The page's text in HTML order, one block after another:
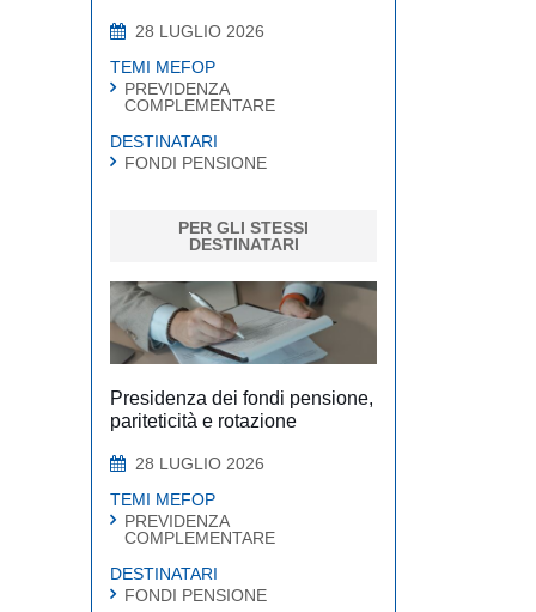
28 LUGLIO 2026
TEMI MEFOP
PREVIDENZA
COMPLEMENTARE
DESTINATARI
FONDI PENSIONE
PER GLI STESSI
DESTINATARI
Presidenza dei fondi pensione,
pariteticità e rotazione
28 LUGLIO 2026
TEMI MEFOP
PREVIDENZA
COMPLEMENTARE
DESTINATARI
FONDI PENSIONE